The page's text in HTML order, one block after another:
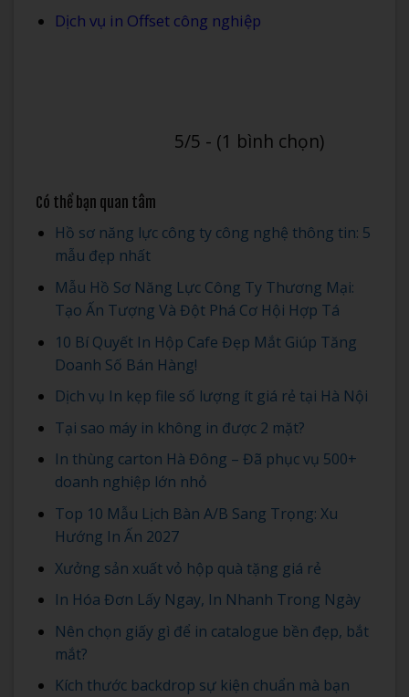
Dịch vụ in Offset công nghiệp
5/5 - (1 bình chọn)
Có thể bạn quan tâm
Hồ sơ năng lực công ty công nghệ thông tin: 5
mẫu đẹp nhất
Mẫu Hồ Sơ Năng Lực Công Ty Thương Mại:
Tạo Ấn Tượng Và Đột Phá Cơ Hội Hợp Tá
10 Bí Quyết In Hộp Cafe Đẹp Mắt Giúp Tăng
Doanh Số Bán Hàng!
Dịch vụ In kẹp file số lượng ít giá rẻ tại Hà Nội
Tại sao máy in không in được 2 mặt?
In thùng carton Hà Đông – Đã phục vụ 500+
doanh nghiệp lớn nhỏ
Top 10 Mẫu Lịch Bàn A/B Sang Trọng: Xu
Hướng In Ấn 2027
Xưởng sản xuất vỏ hộp quà tặng giá rẻ
In Hóa Đơn Lấy Ngay, In Nhanh Trong Ngày
Nên chọn giấy gì để in catalogue bền đẹp, bắt
mắt?
Kích thước backdrop sự kiện chuẩn mà bạn